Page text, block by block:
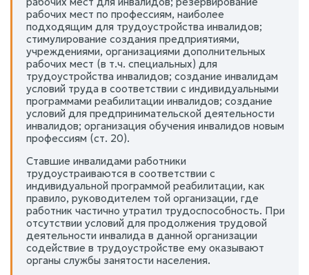
рабочих мест по профессиям, наиболее
подходящим для трудоустройства инвалидов;
стимулирование создания предприятиями,
учреждениями, организациями дополнительных
рабочих мест (в т.ч. специальных) для
трудоустройства инвалидов; создание инвалидам
условий труда в соответствии с индивидуальными
программами реабилитации инвалидов; создание
условий для предпринимательской деятельности
инвалидов; организация обучения инвалидов новым
профессиям (ст. 20).
Ставшие инвалидами работники
трудоустраиваются в соответствии с
индивидуальной программой реабилитации, как
правило, руководителем той организации, где
работник частично утратил трудоспособность. При
отсутствии условий для продолжения трудовой
деятельности инвалида в данной организации
содействие в трудоустройстве ему оказывают
органы службы занятости населения.